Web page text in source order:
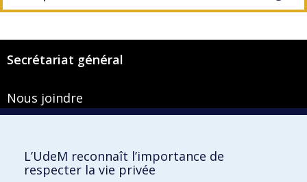
Secrétariat général
Nous joindre
Montréal (Québec) H3T 1J4
Courriel :secretariat-general@umontreal.ca
L’UdeM reconnaît l’importance de
respecter la vie privée